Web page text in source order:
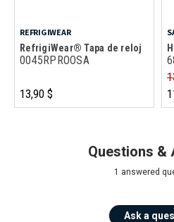
REFRIGIWEAR
RefrigiWear® Tapa de reloj
0045RPROOSA
13,90 $
Questions &
1 answered
Ask a